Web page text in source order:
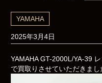
YAMAHA
2025年3月4日
YAMAHA GT-2000L/YA-39
で買取りさせていただきまし